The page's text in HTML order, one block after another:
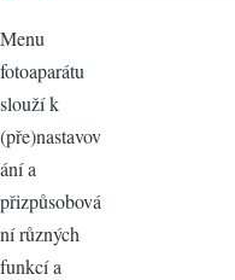
Menu
fotoaparátu
slouží k
(pře)nastavov
ání a
přizpůsobová
ní různých
funkcí a